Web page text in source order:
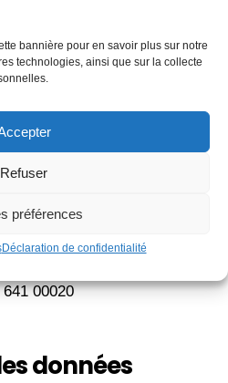
bannière pour en savoir plus sur notre
technologies, ainsi que sur la collecte
Refuser
préférences
Déclaration de confidentialité
:Karedess
: 03 89 51 24 61
1 000 €
00020
données